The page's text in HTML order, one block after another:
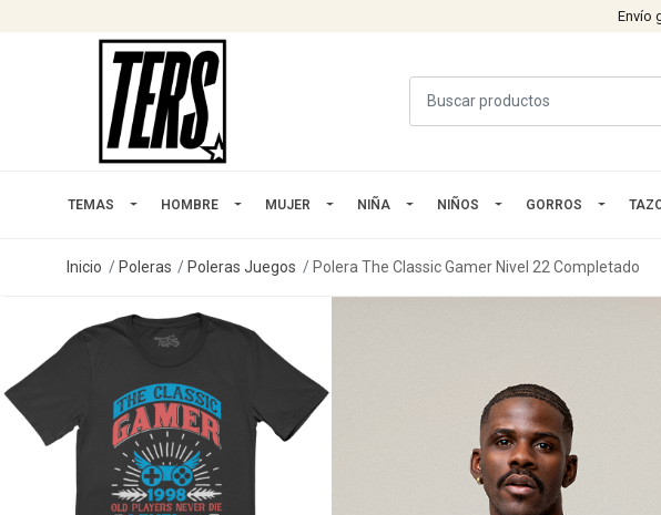
Envío
TEMAS HOMBRE MUJER NIÑA NIÑOS GORROS
Inicio Poleras Poleras Juegos Polera The Classic Gamer Nivel 22 Completado